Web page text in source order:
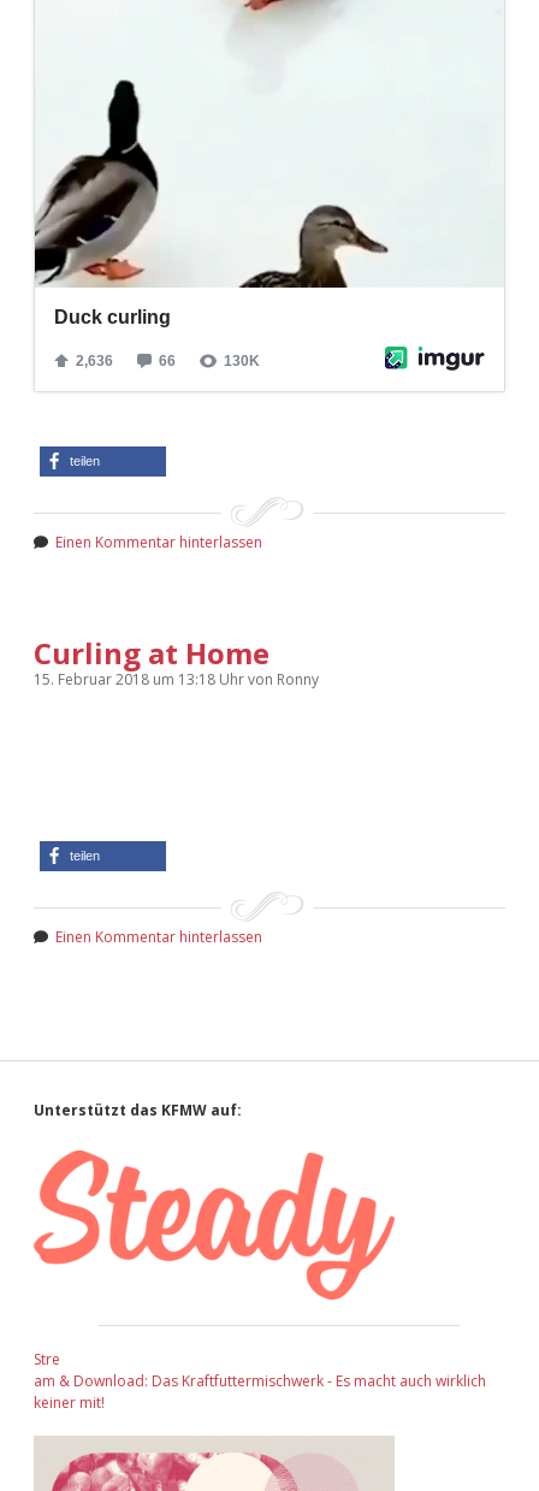
teilen
Einen Kommentar hinterlassen
Curling at Home
15. Februar 2018 um 13:18 Uhrvon Ronny
teilen
Einen Kommentar hinterlassen
Sidebar
Unterstützt das KFMW auf:
Stre
am & Download: Das Kraftfuttermischwerk - Es macht auch wirklich
keiner mit!